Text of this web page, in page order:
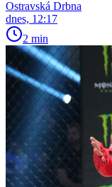
Ostravská Drbna
dnes, 12:17
2 min